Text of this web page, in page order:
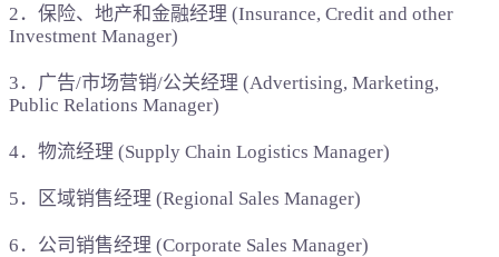
2．保险、地产和金融经理 (Insurance, Credit and other
Investment Manager)
3．广告/市场营销/公关经理 (Advertising, Marketing,
Public Relations Manager)
4．物流经理 (Supply Chain Logistics Manager)
5．区域销售经理 (Regional Sales Manager)
6．公司销售经理 (Corporate Sales Manager)